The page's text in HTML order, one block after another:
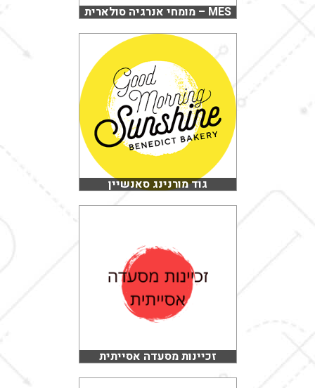
MES – מומחי אנרגיה סולארית
גוד מורנינג סאנשיין
זכיינות מסעדה אסייתית